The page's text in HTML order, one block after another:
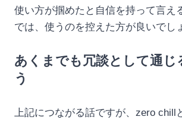
使い方が掴めたと自信を持って言え
では、使うのを控えた方が良いでし
あくまでも冗談として通じ
う
上記につながる話ですが、zero chill